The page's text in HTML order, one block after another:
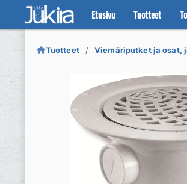
Etusivu Tuotteet
Siirry
navigointiin
Siirry
sisältöön
Tuotteet Viemäriputket ja